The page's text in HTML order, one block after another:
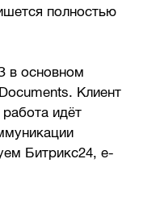
полностью
в основном
Клиент
идёт
Битрикс24, e-